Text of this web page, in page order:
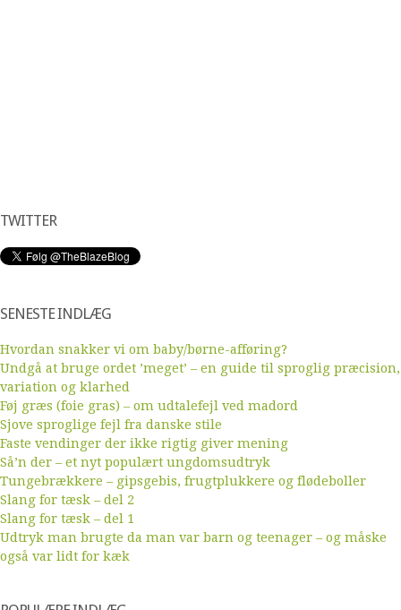
TWITTER
SENESTE INDLÆG
Hvordan snakker vi om baby/børne-afføring?
Undgå at bruge ordet ’meget’ – en guide til sproglig præcision,
variation og klarhed
Føj græs (foie gras) – om udtalefejl ved madord
Sjove sproglige fejl fra danske stile
Faste vendinger der ikke rigtig giver mening
Så’n der – et nyt populært ungdomsudtryk
Tungebrækkere – gipsgebis, frugtplukkere og flødeboller
Slang for tæsk – del 2
Slang for tæsk – del 1
Udtryk man brugte da man var barn og teenager – og måske
også var lidt for kæk